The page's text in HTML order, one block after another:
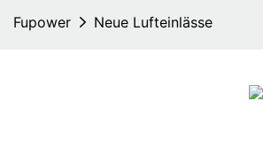
Fupower Neue Lufteinlässe